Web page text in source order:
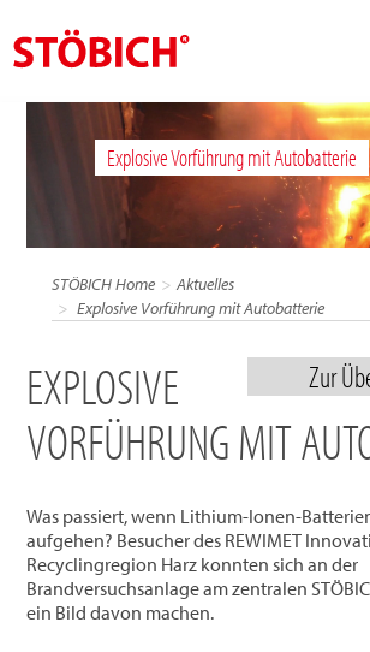
Über uns
Themenwelten
Jobs
Kontakt
Explosive Vorführung mit Autobatterie
STÖBICH Home
Aktuelles
Explosive Vorführung mit Autobatterie
Zur
EXPLOSIVE
VORFÜHRUNG MIT
Was passiert, wenn Lithium-Ionen-
aufgehen? Besucher des REWIMET
Recyclingregion Harz konnten sich an der
Brandversuchsanlage am zentralen
ein Bild davon machen.